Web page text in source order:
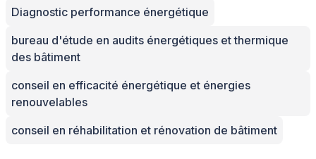
Diagnostic performance énergétique
bureau d'étude en audits énergétiques et thermique
des bâtiment
conseil en efficacité énergétique et énergies
renouvelables
conseil en réhabilitation et rénovation de bâtiment